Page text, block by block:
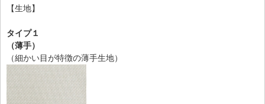
【生地】
タイプ１
（薄手）
（細かい目が特徴の薄手生地）